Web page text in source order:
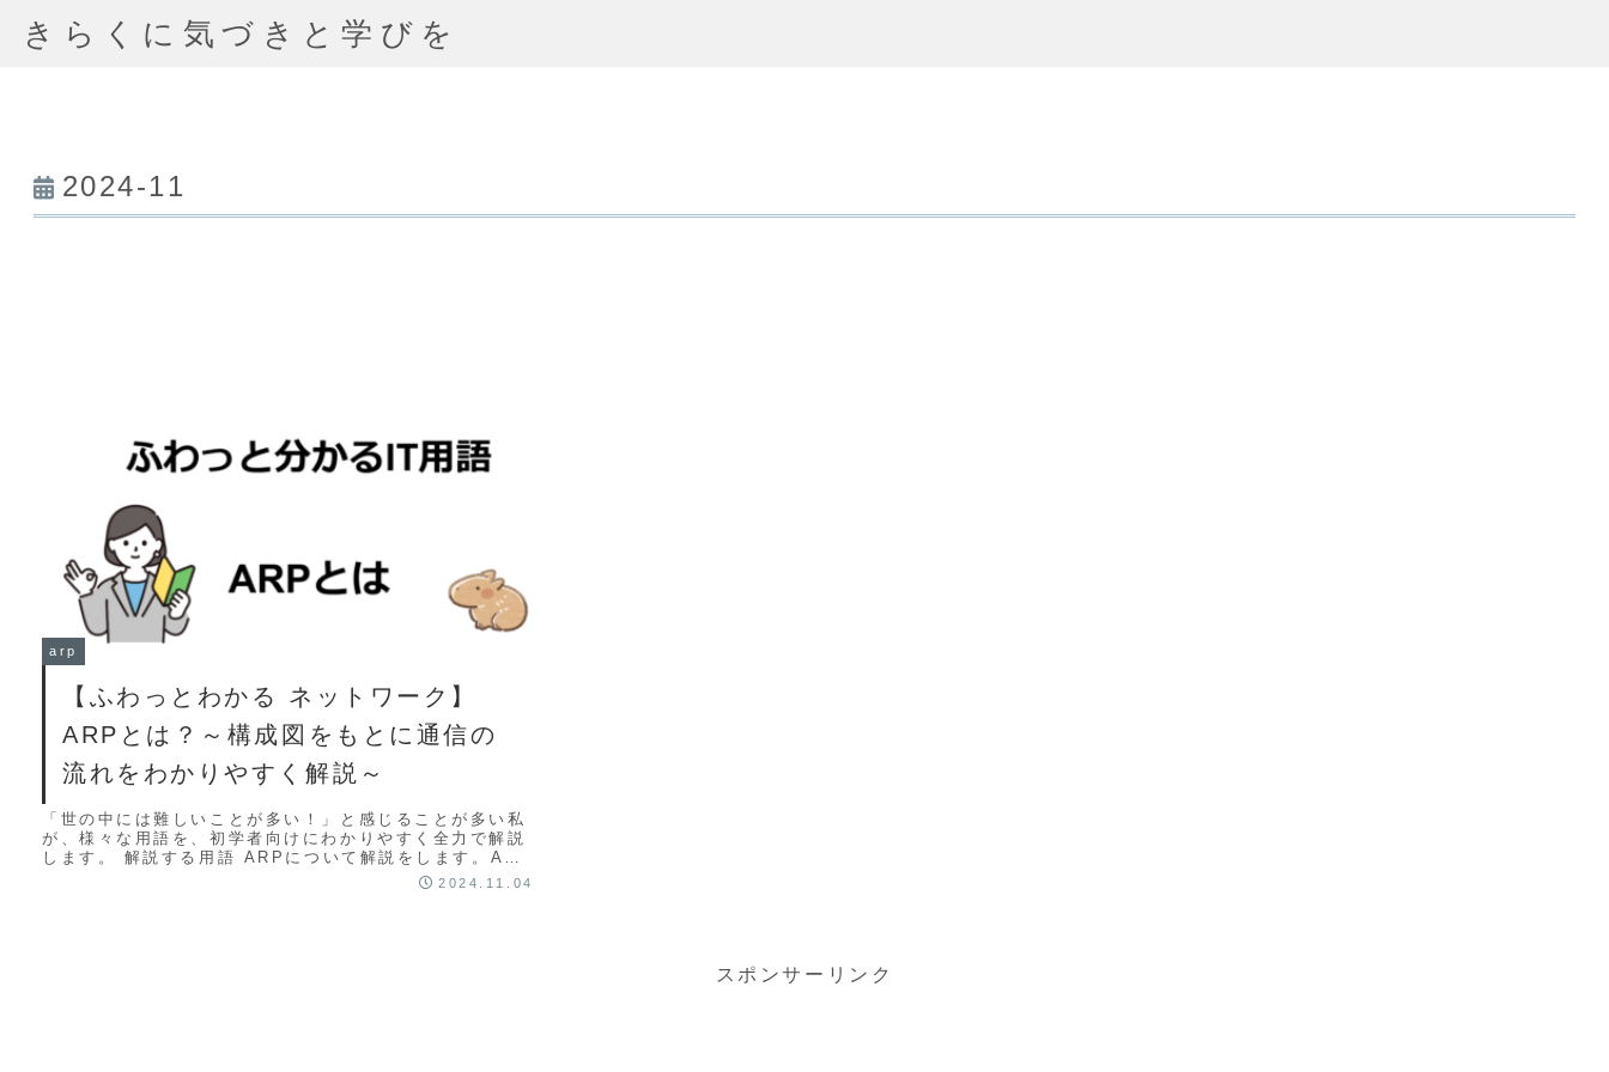
きらくに気づきと学びを
2024-11
arp
【ふわっとわかる ネットワーク】
ARPとは？～構成図をもとに通信の
流れをわかりやすく解説～
「世の中には難しいことが多い！」と感じることが多い私
が、様々な用語を、初学者向けにわかりやすく全力で解説
します。 解説する用語 ARPについて解説をします。ARP
2024.11.04
スポンサーリンク